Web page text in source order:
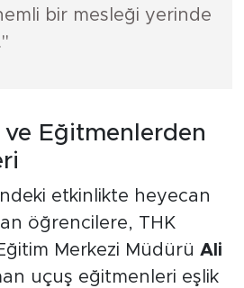
bir mesleği yerinde
Eğitmenlerden
etkinlikte heyecan
öğrencilere, THK
Merkezi Müdürü Ali
uçuş eğitmenleri eşlik